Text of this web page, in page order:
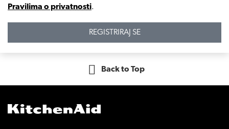
Pravilima o privatnosti.
REGISTRIRAJ SE
Back to Top